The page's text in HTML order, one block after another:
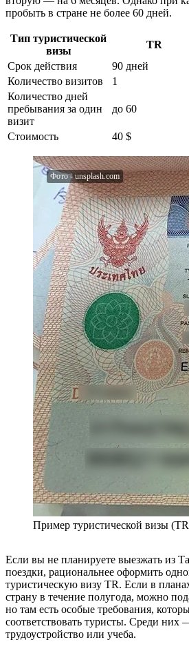
пробыть в стране не более 60 дней.
Тип туристической
визы
TR
Срок действия
90 дней
Количество визитов
1
Количество дней
пребывания за один
визит
до 60
Стоимость 40 $
Пример туристической визы
Если вы не планируете выезжать из
поездки, рациональнее оформить
туристическую визу TR. Если в
страну в течение полугода, можно
но там есть особые требования,
соответствовать туристы. Среди них
трудоустройство или учеба.